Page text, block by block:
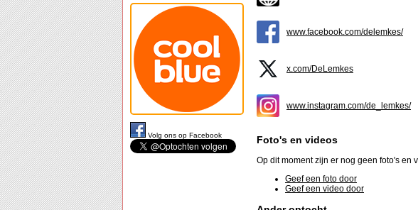
www.facebook.com/delemkes/
x.com/DeLemkes
www.instagram.com/de_lemkes/
Foto's en videos
Op dit moment zijn er nog geen foto's en
Geef een foto door
Geef een video door
Volg ons op Facebook